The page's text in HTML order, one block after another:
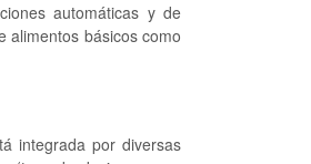
automáticas y de
alimentos básicos como
integrada por diversas